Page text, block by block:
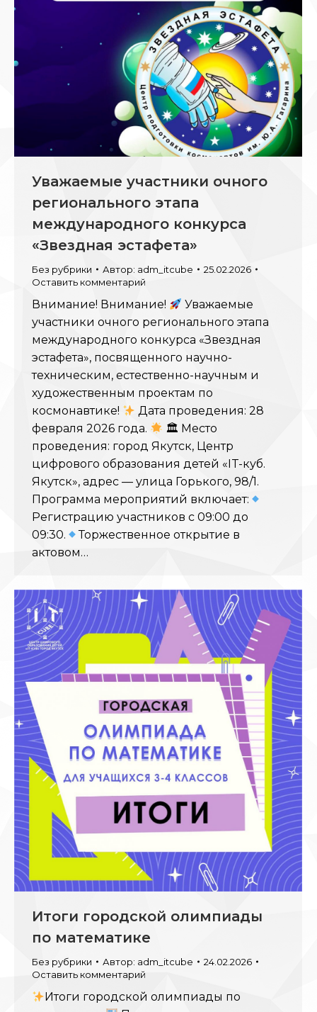
Уважаемые участники очного
регионального этапа
международного конкурса
«Звездная эстафета»
Без рубрики Автор: adm_itcube
25.02.2026
Оставить комментарий
Внимание! Внимание!
Уважаемые
участники очного регионального этапа
международного конкурса «Звездная
эстафета», посвященного научно-
техническим, естественно-научным и
художественным проектам по
космонавтике!
Дата проведения: 28
февраля 2026 года.
🏛 Место
проведения: город Якутск, Центр
цифрового образования детей «IT-куб.
Якутск», адрес — улица Горького, 98/1.
Программа мероприятий включает:
Регистрацию участников с 09:00 до
09:30.
Торжественное открытие в
актовом…
Итоги городской олимпиады
по математике
Без рубрики Автор: adm_itcube
24.02.2026
Оставить комментарий
Итоги городской олимпиады по